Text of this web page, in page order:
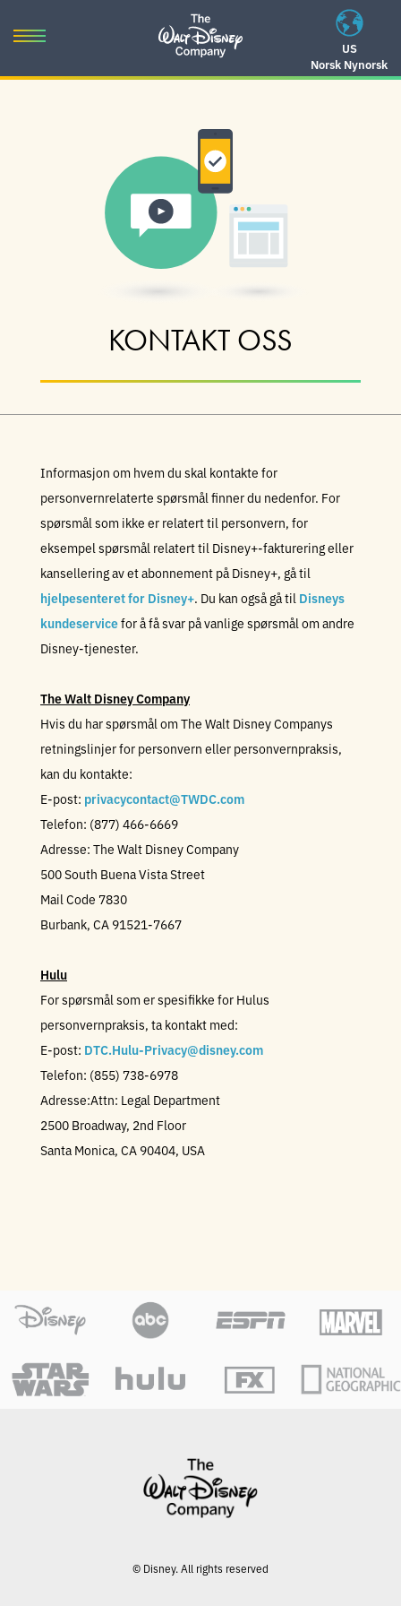
US
Norsk Nynorsk
Toggle
KONTAKT OSS
Informasjon om hvem du skal kontakte for
personvernrelaterte spørsmål finner du nedenfor. For
spørsmål som ikke er relatert til personvern, for
eksempel spørsmål relatert til Disney+-fakturering eller
kansellering av et abonnement på Disney+, gå til
hjelpesenteret for Disney+. Du kan også gå til Disneys
kundeservicefor å få svar på vanlige spørsmål om andre
Disney-tjenester.
The Walt Disney Company
Hvis du har spørsmål om The Walt Disney Companys
retningslinjer for personvern eller personvernpraksis,
kan du kontakte:
E-post: privacycontact@TWDC.com
Telefon: (877) 466-6669
Adresse: The Walt Disney Company
500 South Buena Vista Street
Mail Code 7830
Burbank, CA 91521-7667
Hulu
For spørsmål som er spesifikke for Hulus
personvernpraksis, ta kontakt med:
E-post: DTC.Hulu-Privacy@disney.com
Telefon: (855) 738-6978
Adresse:Attn: Legal Department
2500 Broadway, 2nd Floor
Santa Monica, CA 90404, USA
© Disney. All rights reserved